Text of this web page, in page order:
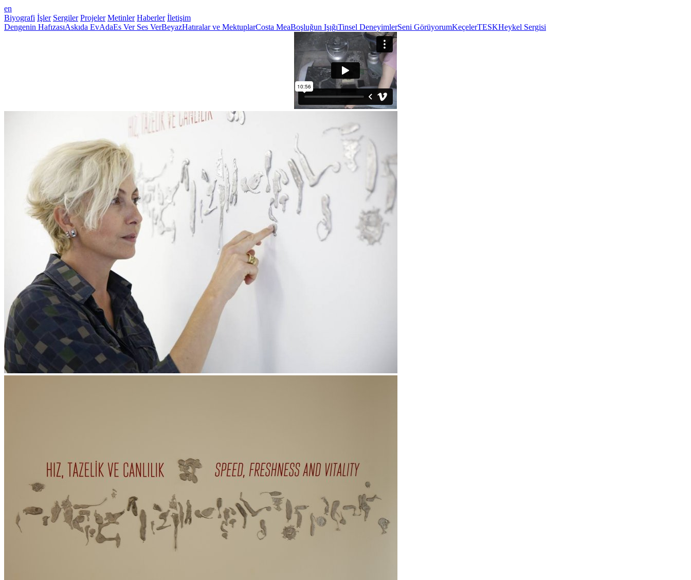
en
Biyografi İşler Sergiler Projeler Metinler Haberler İletişim
Dengenin HafızasıAskıda EvAdaEs Ver Ses VerBeyazHatıralar ve MektuplarCosta MeaBoşluğun IşığıTinsel DeneyimlerSeni GörüyorumKeçelerTESKHeykel Sergisi